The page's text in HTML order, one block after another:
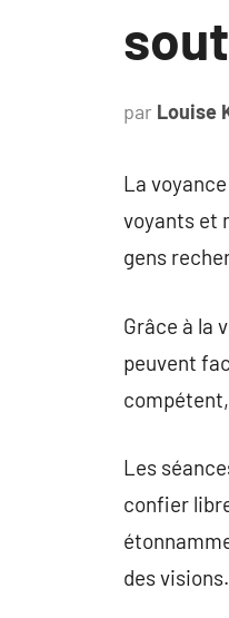
par Louise
La
voyants et
gens
Grâce à la
peuvent
Les
confier
des visions.